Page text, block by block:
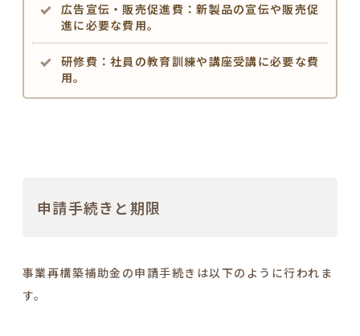
広告宣伝・販売促進費：新製品の宣伝や販売促
進に必要な費用。
研修費：社員の教育訓練や講座受講に必要な費
用。
申請手続きと期限
事業再構築補助金の申請手続きは以下のように行われま
す。